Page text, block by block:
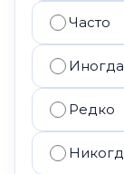
Часто
Иногда
Редко